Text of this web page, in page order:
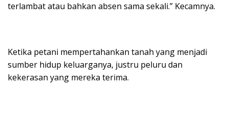
terlambat atau bahkan absen sama sekali.” Kecamnya.
Ketika petani mempertahankan tanah yang menjadi
sumber hidup keluarganya, justru peluru dan
kekerasan yang mereka terima.